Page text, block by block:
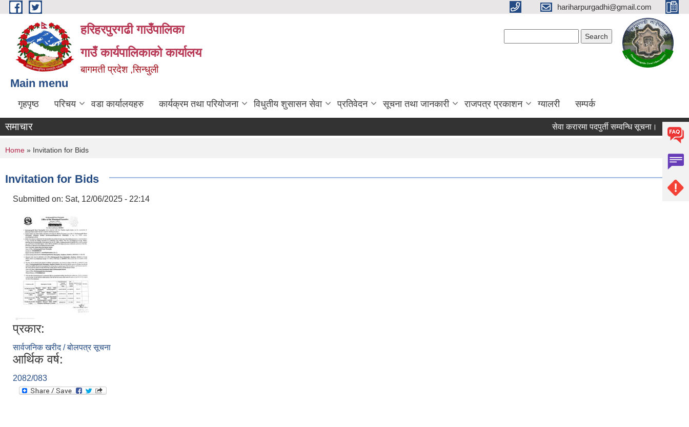
Skip to main content hariharpurgadhi@gmail.com
हरिहरपुरगढी गाउँपालिका
गाउँ कार्यपालिकाको कार्यालय
बागमती प्रदेश ,सिन्धुली
Main menu
गृहपृष्ठ परिचय वडा कार्यालयहरु कार्यक्रम तथा परियोजना विधुतीय शुसासन सेवा प्रतिवेदन सूचना तथा जानकारी राजपत्र प्रकाशन ग्यालरी सम्पर्क
समाचार सेवा करारमा पदपुर्ती सम्वन्धि सूचना।
You are here
Home » Invitation for Bids
Invitation for Bids
Submitted on: Sat, 12/06/2025 - 22:14
प्रकार:
सार्वजनिक खरीद / बोलपत्र सूचना
आर्थिक वर्ष:
2082/083